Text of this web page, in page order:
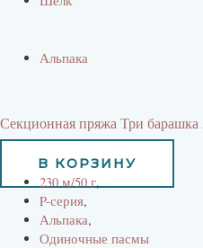
Альпака
Секционная пряжа Три барашка
734руб
В КОРЗИНУ
230 м/50 г,
P-серия,
Альпака,
Одиночные пасмы